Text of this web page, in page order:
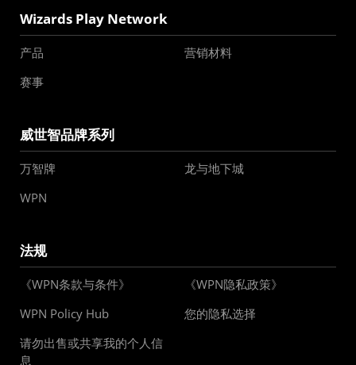
Wizards Play Network
产品
营销材料
赛事
威世智品牌系列
万智牌
龙与地下城
WPN
法规
《WPN条款与条件》
《WPN隐私政策》
WPN Policy Hub
您的隐私选择
请勿出售或共享我的个人信
息